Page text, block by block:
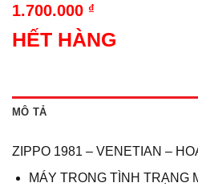
1.700.000 ₫
HẾT HÀNG
MÔ TẢ
ZIPPO 1981 – VENETIAN –
MÁY TRONG TÌNH TRẠNG